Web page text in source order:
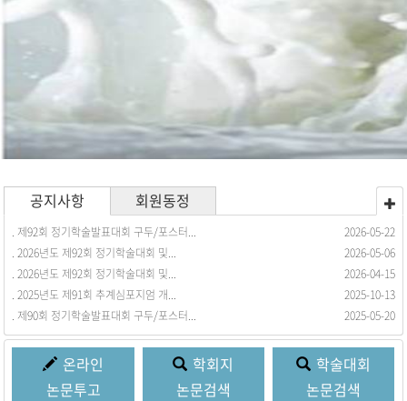
공지사항
. 제92회 정기학술발표대회 구두/포스터...
2026-05-22
. 2026년도 제92회 정기학술대회 및...
2026-05-06
. 2026년도 제92회 정기학술대회 및...
2026-04-15
. 2025년도 제91회 추계심포지엄 개...
2025-10-13
. 제90회 정기학술발표대회 구두/포스터...
2025-05-20
회원동정
. 회원동정을 등록합니다. 2017-03-21
온라인
논문투고
학회지
논문검색
학술대회
논문검색